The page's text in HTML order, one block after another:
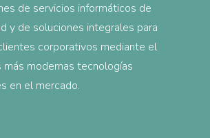
de servicios informáticos de
y de soluciones integrales para
corporativos mediante el
más modernas tecnologías
en el mercado.